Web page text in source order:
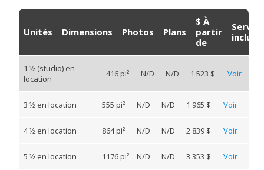
Unités Dimensions Photos Plans
$ À
partir
de
inclus
1 ½ (studio) en
location
416 pi² N/D N/D 1 523 $ Voir
3 ½ en location 555 pi² N/D N/D 1 965 $ Voir
4 ½ en location 864 pi² N/D N/D 2 839 $ Voir
5 ½ en location 1176 pi² N/D N/D 3 353 $ Voir